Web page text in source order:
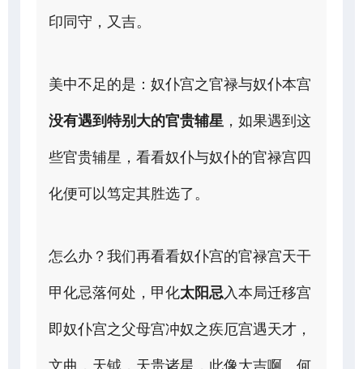
印同守，又吉。
美中不足的是：奴仆宫之官禄与奴仆本宫
没有遇到特别大的官贵辅星 ，如果遇到这
些官贵辅星，看看奴仆与奴仆的官禄宫四
化便可以笃定其胜选了。
怎么办？我们再看看奴仆宫的官禄宫天干
甲化忌落何处，甲化太阳忌入本局迁移宫
即奴仆宫之父母宫冲奴之疾厄宫遇天才，